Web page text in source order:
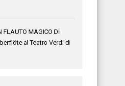
FLAUTO MAGICO DI
al Teatro Verdi di